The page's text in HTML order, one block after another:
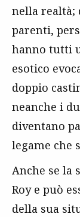
nella
parenti,
hanno tutti
esotico
doppio
neanche i
diventano
legame che
Anche se la
Roy e può
della sua